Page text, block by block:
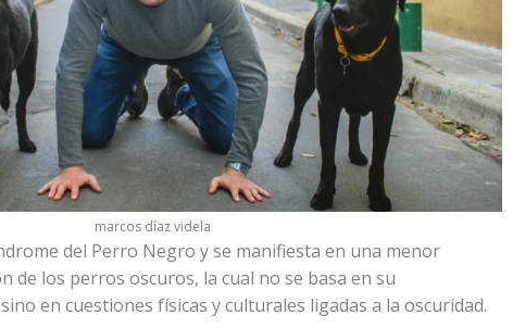
marcos díaz videla
del Perro Negro y se manifiesta en una menor
de los perros oscuros, la cual no se basa en su
en cuestiones físicas y culturales ligadas a la oscuridad.